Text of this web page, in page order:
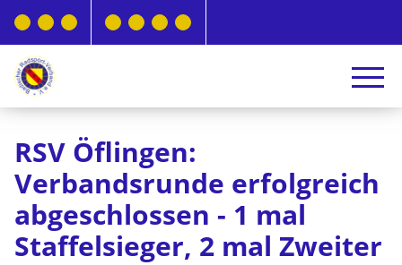
RSV Öflingen:
Verbandsrunde erfolgreich
abgeschlossen - 1 mal
Staffelsieger, 2 mal Zweiter